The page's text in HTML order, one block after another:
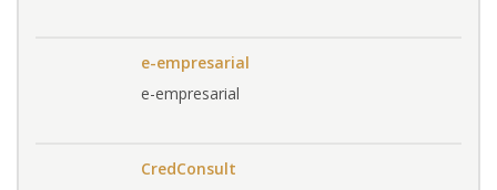
e-empresarial
e-empresarial
CredConsult